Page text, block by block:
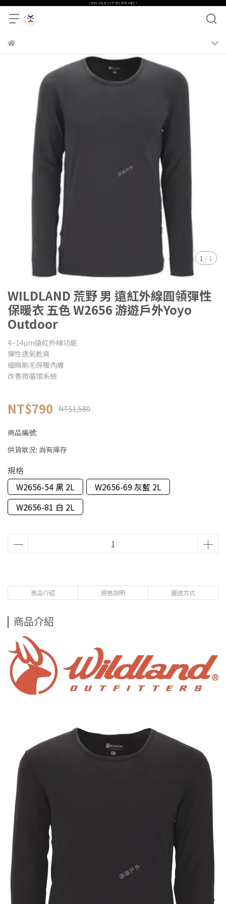
1 /1
WILDLAND 荒野 男 遠紅外線圓領彈性
保暖衣 五色 W2656 游遊戶外Yoyo
Outdoor
4~14μm遠紅外線功能
彈性透氣乾爽
細緻刷毛保暖內層
改善微循環系統
NT$790 NT$1,580
商品編號:
供貨狀況: 尚有庫存
規格
W2656-54 黑 2L
W2656-69 灰藍 2L
W2656-81 白 2L
商品介紹 規格說明 運送方式
商品介紹